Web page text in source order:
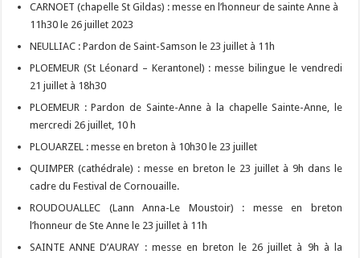
CARNOET (chapelle St Gildas) : messe en l’honneur de sainte Anne à
11h30 le 26 juillet 2023
NEULLIAC : Pardon de Saint-Samson le 23 juillet à 11h
PLOEMEUR (St Léonard – Kerantonel) : messe bilingue le vendredi
21 juillet à 18h30
PLOEMEUR : Pardon de Sainte-Anne à la chapelle Sainte-Anne, le
mercredi 26 juillet, 10 h
PLOUARZEL : messe en breton à 10h30 le 23 juillet
QUIMPER (cathédrale) : messe en breton le 23 juillet à 9h dans le
cadre du Festival de Cornouaille.
ROUDOUALLEC (Lann Anna-Le Moustoir) : messe en breton
l’honneur de Ste Anne le 23 juillet à 11h
SAINTE ANNE D’AURAY : messe en breton le 26 juillet à 9h à la